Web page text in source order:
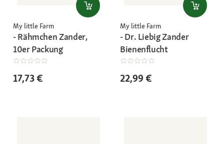
My little Farm
- Rähmchen Zander,
10er Packung
17,73 €
My little Farm
- Dr. Liebig Zander
Bienenflucht
22,99 €